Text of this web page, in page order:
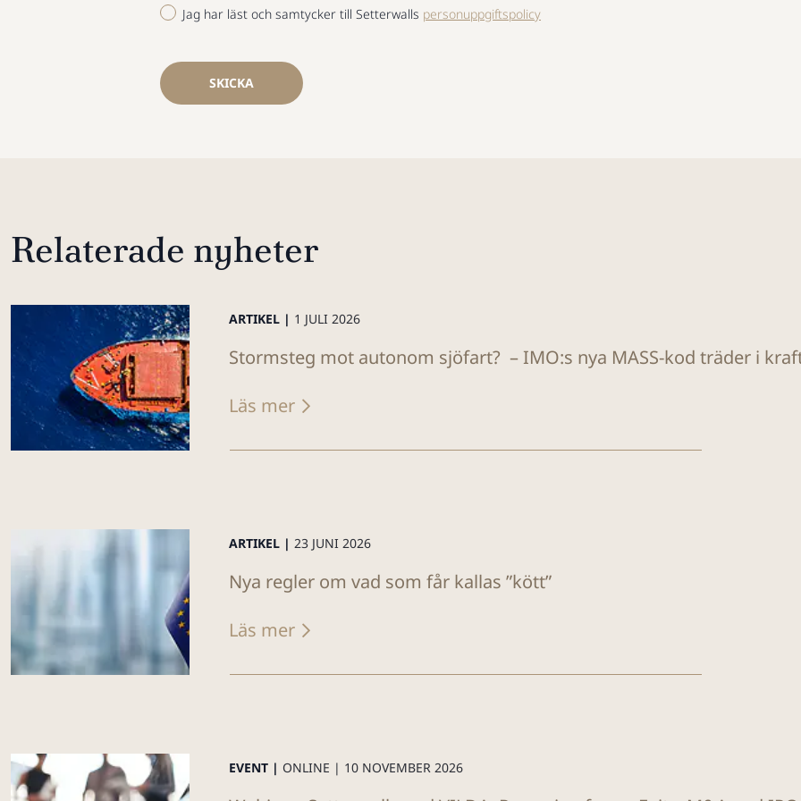
Jag har läst och samtycker till Setterwalls personuppgiftspolicy
SKICKA
Relaterade nyheter
ARTIKEL | 1 JULI 2026
Stormsteg mot autonom sjöfart? – IMO:s nya MASS-kod träder i
Läs mer
ARTIKEL | 23 JUNI 2026
Nya regler om vad som får kallas ”kött”
Läs mer
EVENT | ONLINE | 10 NOVEMBER 2026